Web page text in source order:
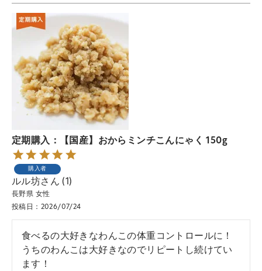
定期購入：【国産】おからミンチこんにゃく 150g
購入者
ルル坊 1
長野県 女性
投稿日
2026/07/24
食べるの大好きなわんこの体重コントロールに！
うちのわんこは大好きなのでリピートし続けてい
ます！